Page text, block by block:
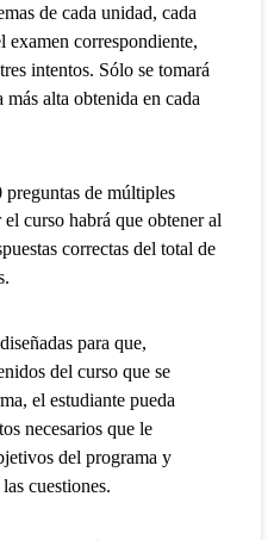
de cada unidad, cada
examen correspondiente,
intentos. Sólo se tomará
alta obtenida en cada
preguntas de múltiples
el curso habrá que obtener al
correctas del total de
para que,
del curso que se
el estudiante pueda
necesarios que le
del programa y
cuestiones.